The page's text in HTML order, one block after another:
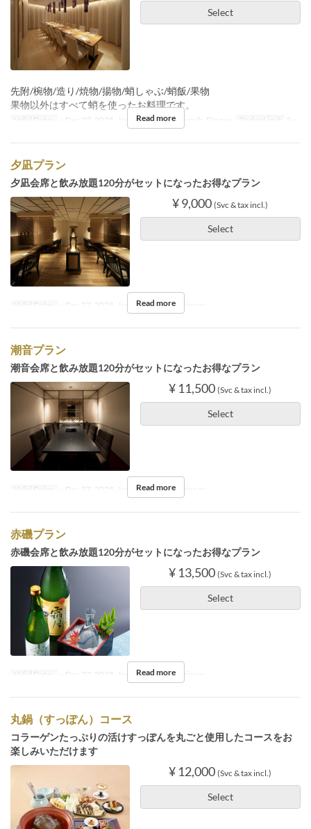
Select
先附/椀物/造り/焼物/揚物/蛸しゃぶ/蛸飯/果物
果物以外はすべて蛸を使ったお料理です。
Valid Dates ~ Dec 27, 2025, Jan 04 ~ Meals Lunch, Dinner Order Limit 2 ~
Read more
夕凪プラン
夕凪会席と飲み放題120分がセットになったお得なプラン
¥ 9,000 (Svc & tax incl.)
Select
Valid Dates ~ Dec 27, 2025, Jan 05 ~ Meals Dinner
Read more
潮音プラン
潮音会席と飲み放題120分がセットになったお得なプラン
¥ 11,500 (Svc & tax incl.)
Select
Valid Dates ~ Dec 27, 2025, Jan 05 ~ Meals Dinner
Read more
赤磯プラン
赤磯会席と飲み放題120分がセットになったお得なプラン
¥ 13,500 (Svc & tax incl.)
Select
Valid Dates ~ Dec 27, 2025, Jan 05 ~ Meals Dinner
Read more
丸鍋（すっぽん）コース
コラーゲンたっぷりの活けすっぽんを丸ごと使用したコースをお
楽しみいただけます
¥ 12,000 (Svc & tax incl.)
Select